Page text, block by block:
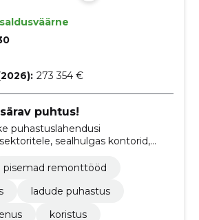
273 354 €
puhtus!
puhastuslahendusi
sealhulgas kontorid,
pisemad remonttööd
ladude puhastus
koristus